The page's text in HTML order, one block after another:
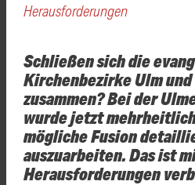
Herausforderungen
Schließen sich die
Kirchenbezirke Ulm
zusammen? Bei der
wurde jetzt
mögliche Fusion
auszuarbeiten. Das ist
Herausforderungen